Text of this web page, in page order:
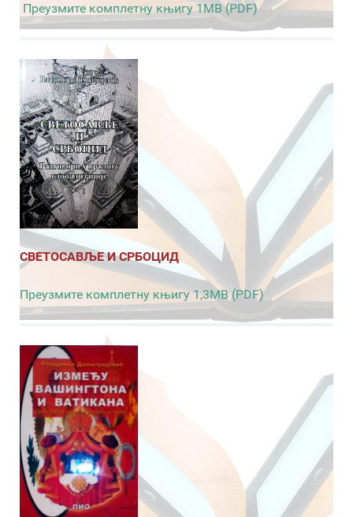
Преузмите комплетну књигу 1MB (PDF)
СВЕТОСАВЉЕ И СРБОЦИД
Преузмите комплетну књигу 1,3MB (PDF)